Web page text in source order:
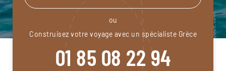
ou
Construisez votre voyage avec un spécialiste Grèce
01 85 08 22 94